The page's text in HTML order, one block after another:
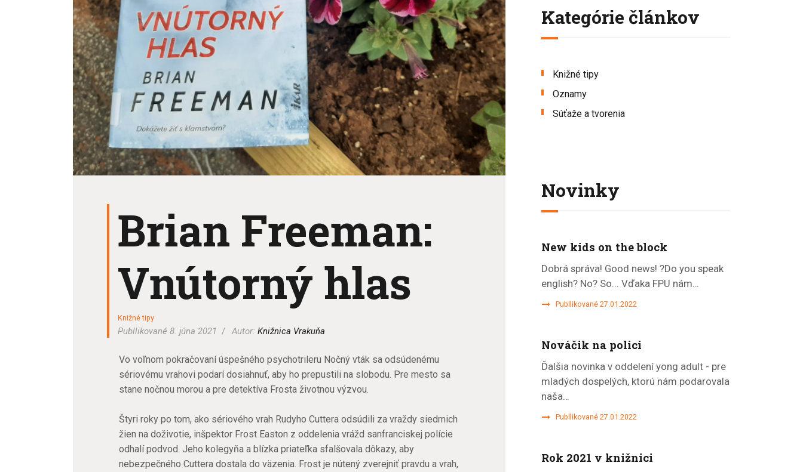
Brian Freeman:
Vnútorný hlas
Knižné tipy
Publlikované 8. júna 2021 Autor:Knižnica Vrakuňa
Vo voľnom pokračovaní úspešného psychotrileru Nočný vták sa odsúdenému
sériovému vrahovi podarí dosiahnuť, aby ho prepustili na slobodu. Pre mesto sa
stane nočnou morou a pre detektíva Frosta životnou výzvou.
Štyri roky po tom, ako sériového vrah Rudyho Cuttera odsúdili za vraždy siedmich
žien na doživotie, inšpektor Frost Easton z oddelenia vrážd sanfranciskej polície
odhalí podvod. Jeho kolegyňa a blízka priateľka sfalšovala dôkazy, aby
nebezpečného Cuttera dostala do väzenia. Frost je nútený zverejniť pravdu a vrah,
Kategórie článkov
Knižné tipy
Oznamy
Súťaže a tvorenia
Novinky
New kids on the block
Dobrá správa! Good news! ?Do you speak
english? No? So... Vďaka FPU nám…
Publlikované 27.01.2022
Nováčik na polici
Ďalšia novinka v oddelení yong adult - pre
mladých dospelých, ktorú nám podarovala
naša…
Publlikované 27.01.2022
Rok 2021 v knižnici